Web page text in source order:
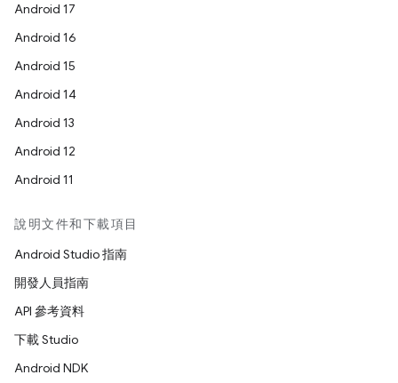
Android 17
Android 16
Android 15
Android 14
Android 13
Android 12
Android 11
說明文件和下載項目
Android Studio 指南
開發人員指南
API 參考資料
下載 Studio
Android NDK